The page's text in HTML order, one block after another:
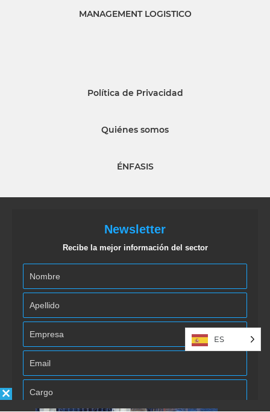
MANAGEMENT LOGISTICO
Política de Privacidad
Quiénes somos
ÉNFASIS
Newsletter
Recibe la mejor información del sector
ES